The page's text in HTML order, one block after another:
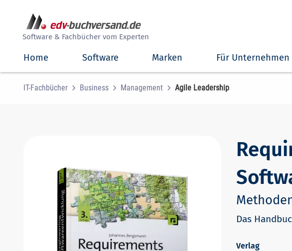
Software & Fachbücher vom Experten
Home Software Marken Für Unternehmen
IT-Fachbücher Business Management Agile Leadership
Das